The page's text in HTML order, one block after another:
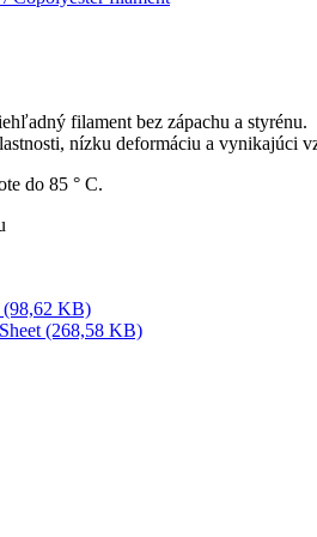
filament bez zápachu a styrénu.
nízku deformáciu a vynikajúci
do 85 ° C.
(98,62 KB)
(268,58 KB)